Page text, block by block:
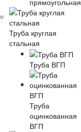
Труба круглая
стальная
Труба ВГП
Труба
оцинкованная
ВГП